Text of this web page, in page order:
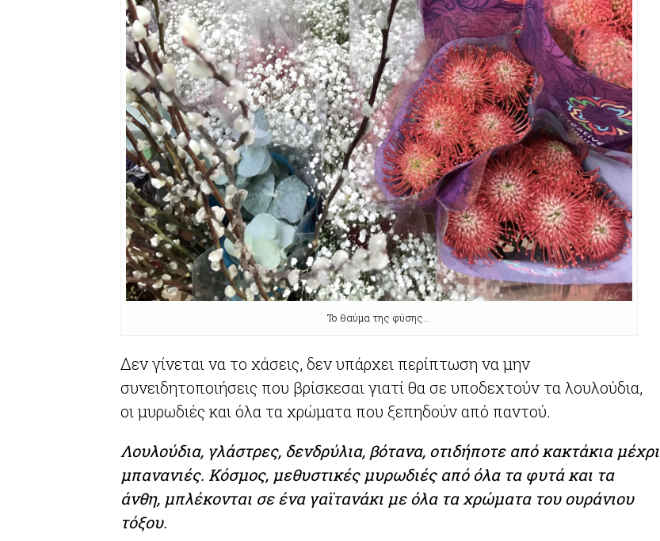
Το θαύμα της φύσης…
Δεν γίνεται να το χάσεις, δεν υπάρχει περίπτωση να μην
συνειδητοποιήσεις που βρίσκεσαι γιατί θα σε υποδεχτούν τα λουλούδια,
οι μυρωδιές και όλα τα χρώματα που ξεπηδούν από παντού.
Λουλούδια, γλάστρες, δενδρύλια, βότανα, οτιδήποτε από κακτάκια μέχρι
μπανανιές. Κόσμος, μεθυστικές μυρωδιές από όλα τα φυτά και τα
άνθη, μπλέκονται σε ένα γαϊτανάκι με όλα τα χρώματα του ουράνιου
τόξου.